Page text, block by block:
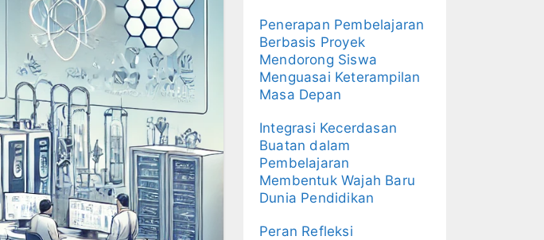
Penerapan Pembelajaran
Berbasis Proyek
Mendorong Siswa
Menguasai Keterampilan
Masa Depan
Integrasi Kecerdasan
Buatan dalam
Pembelajaran
Membentuk Wajah Baru
Dunia Pendidikan
Peran Refleksi